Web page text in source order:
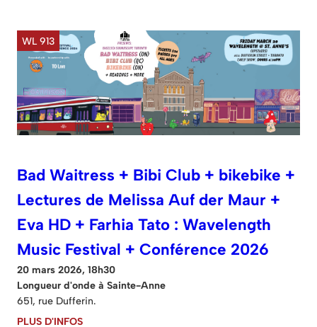
WL 913
Bad Waitress + Bibi Club + bikebike +
Lectures de Melissa Auf der Maur +
Eva HD + Farhia Tato : Wavelength
Music Festival + Conférence 2026
20 mars 2026, 18h30
Longueur d'onde à Sainte-Anne
651, rue Dufferin.
PLUS D'INFOS